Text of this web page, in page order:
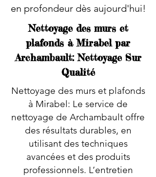
en profondeur dès aujourd'hui!
Nettoyage des murs et
plafonds à Mirabel par
Archambault: Nettoyage Sur
Qualité
Nettoyage des murs et plafonds
à Mirabel: Le service de
nettoyage de Archambault offre
des résultats durables, en
utilisant des techniques
avancées et des produits
professionnels. L’entretien